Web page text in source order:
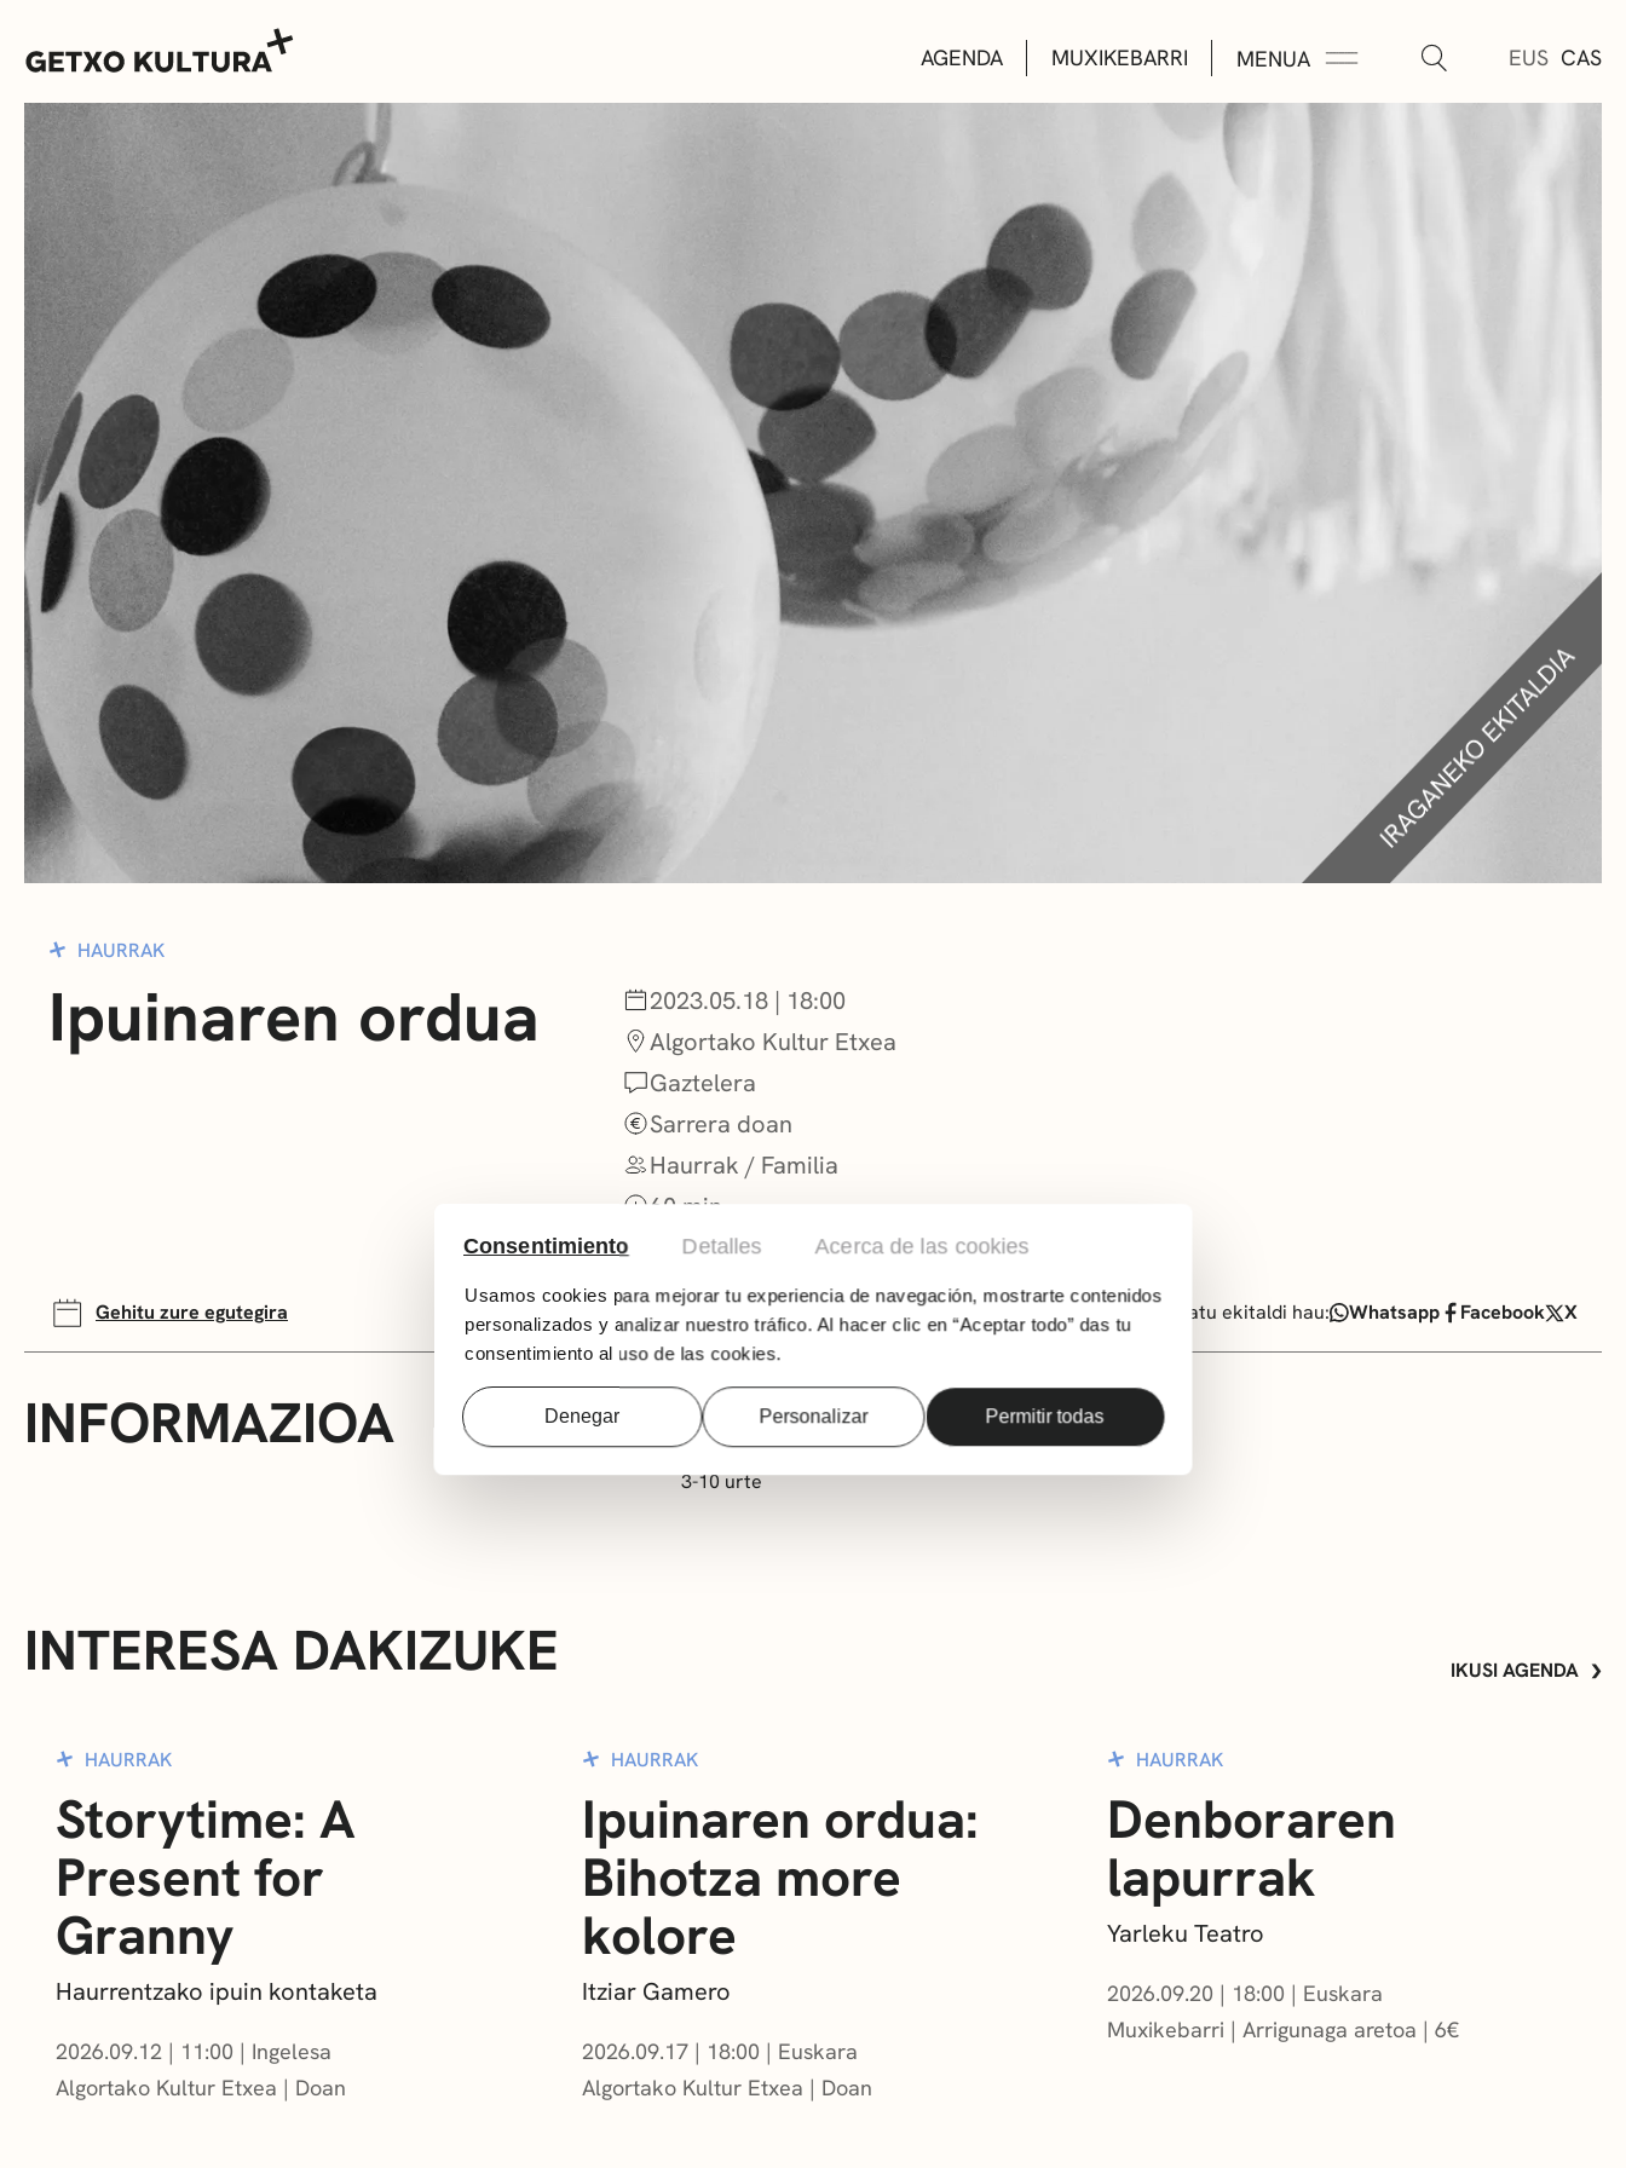
Consentimiento Detalles Acerca de las cookies
Usamos cookies para mejorar tu experiencia de navegación, mostrarte contenidos
personalizados y analizar nuestro tráfico. Al hacer clic en “Aceptar todo” das tu
consentimiento al uso de las cookies.
Denegar Personalizar Permitir todas
AGENDA MUXIKEBARRI MENUA EUS CAS
AGENDA
MUXIKEBARRI
KONTAKTUA
SARRERAK
KULTUR ETXEAK
LIBURUTEGIAK
MUSIKA ESKOLA
DEIALDIAK
BERRIAK
HAURRAK
Ipuinaren ordua
2023.05.18 | 18:00
Algortako Kultur Etxea
Gaztelera
Sarrera doan
Haurrak / Familia
60 min.
Gehitu zure egutegira Partekatu ekitaldi hau: Whatsapp Facebook X
INFORMAZIOA
3-10 urte
INTERESA DAKIZUKE IKUSI AGENDA
HAURRAK
Storytime: A
Present for
Granny
Haurrentzako ipuin kontaketa
2026.09.12 | 11:00
Ingelesa
Algortako Kultur Etxea
Doan
HAURRAK
Ipuinaren ordua:
Bihotza more
kolore
Itziar Gamero
2026.09.17| 18:00
Euskara
Algortako Kultur Etxea
Doan
HAURRAK
Denboraren
lapurrak
Yarleku Teatro
2026.09.20 | 18:00
Euskara
Muxikebarri |Arrigunaga aretoa 6€